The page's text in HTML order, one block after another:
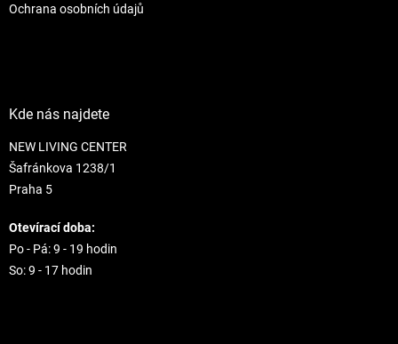
Ochrana osobních údajů
Kde nás najdete
NEW LIVING CENTER
Šafránkova 1238/1
Praha 5
Otevírací doba:
Po - Pá: 9 - 19 hodin
So: 9 - 17 hodin